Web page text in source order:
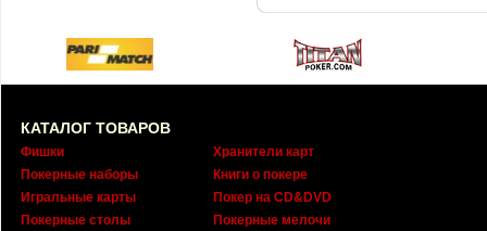
КАТАЛОГ ТОВАРОВ
Фишки
Покерные наборы
Игральные карты
Покерные столы
Хранители карт
Книги о покере
Покер на CD&DVD
Покерные мелочи